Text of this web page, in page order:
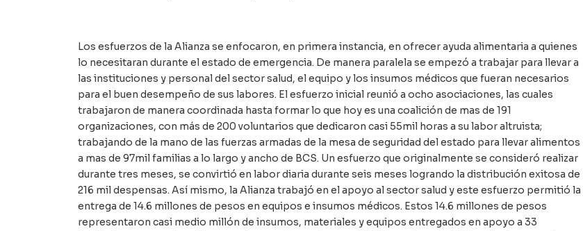
Los esfuerzos de la Alianza se enfocaron, en primera instancia, en ofrecer ayuda alimentaria a quienes
lo necesitaran durante el estado de emergencia. De manera paralela se empezó a trabajar para llevar a
las instituciones y personal del sector salud, el equipo y los insumos médicos que fueran necesarios
para el buen desempeño de sus labores. El esfuerzo inicial reunió a ocho asociaciones, las cuales
trabajaron de manera coordinada hasta formar lo que hoy es una coalición de mas de 191
organizaciones, con más de 200 voluntarios que dedicaron casi 55mil horas a su labor altruista;
trabajando de la mano de las fuerzas armadas de la mesa de seguridad del estado para llevar alimentos
a mas de 97mil familias a lo largo y ancho de BCS. Un esfuerzo que originalmente se consideró realizar
durante tres meses, se convirtió en labor diaria durante seis meses logrando la distribución exitosa de
216 mil despensas. Así mismo, la Alianza trabajó en el apoyo al sector salud y este esfuerzo permitió la
entrega de 14.6 millones de pesos en equipos e insumos médicos. Estos 14.6 millones de pesos
representaron casi medio millón de insumos, materiales y equipos entregados en apoyo a 33